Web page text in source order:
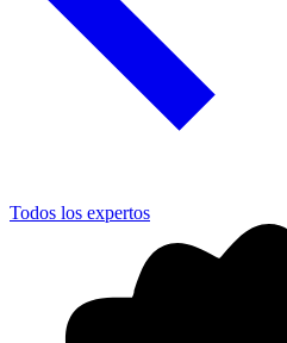
Todos los expertos